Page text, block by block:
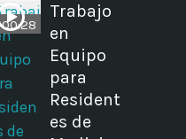
00:28
Trabajo
en
Equipo
para
Resident
es de